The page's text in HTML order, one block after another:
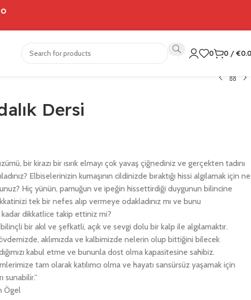
0 0 / €
Dersi
bir kirazı bir ısırık elmayı çok yavaş çiğnediniz ve gerçekten tadını
Elbiselerinizin kumaşının cildinizde bıraktığı hissi algılamak için ne
Hiç yünün, pamuğun ve ipeğin hissettirdiği duygunun bilincine
tek bir nefes alıp vermeye odakladınız mı ve bunu
kadar dikkatlice takip ettiniz mi?
bilinçli bir akıl ve şefkatli, açık ve sevgi dolu bir kalp ile algılamaktır.
aklımızda ve kalbimizde nelerin olup bittiğini bilecek
kabul etme ve bununla dost olma kapasitesine sahibiz.
tam olarak katılımcı olma ve hayatı sansürsüz yaşamak için
sunabilir.”
Ögel